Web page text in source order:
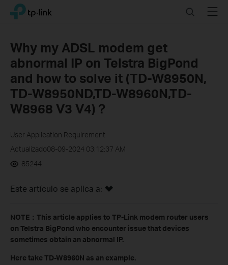
Click
navigation
TP-Link, Reliably Smart SearchMenu
Why my ADSL modem get
abnormal IP on Telstra BigPond
and how to solve it (TD-W8950N,
TD-W8950ND,TD-W8960N,TD-
W8968 V3 V4)？
User Application Requirement
Actualizado08-09-2024 03:12:37 AM
85244
Este artículo se aplica a:
NOTE：This article applies to TP-Link modem router users
on Telstra BigPond who encounter issue that devices
sometimes obtain an abnormal IP.
Here take TD-W8960N as an example.